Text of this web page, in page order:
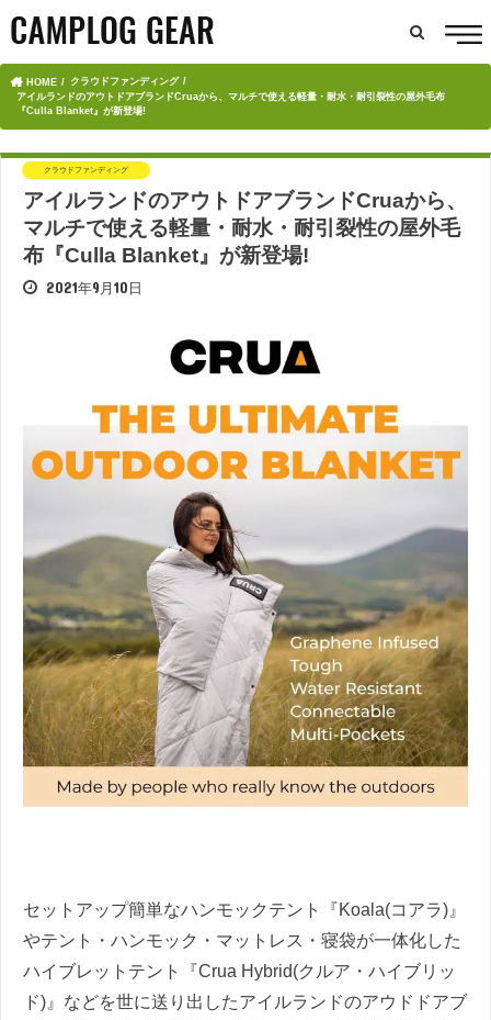
HOME
クラウドファンディング
アイルランドのアウトドアブランドCruaから、マルチで使える軽量・耐水・耐引裂性の屋外毛布
『Culla Blanket』が新登場!
クラウドファンディング
アイルランドのアウトドアブランドCruaから、
マルチで使える軽量・耐水・耐引裂性の屋外毛
布『Culla Blanket』が新登場!
2021年9月10日
セットアップ簡単なハンモックテント『Koala(コアラ)』
やテント・ハンモック・マットレス・寝袋が一体化した
ハイブレットテント『Crua Hybrid(クルア・ハイブリッ
ド)』などを世に送り出したアイルランドのアウドドアブ